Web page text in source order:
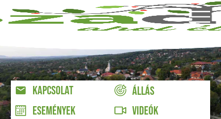
KAPCSOLAT
ÁLLÁS
ESEMÉNYEK
VIDEÓK